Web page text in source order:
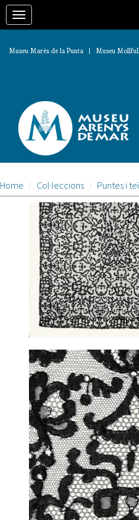
Vés
contingutToggle
Museu Marès de la Punta | Museu
Home Col·leccions Puntes i